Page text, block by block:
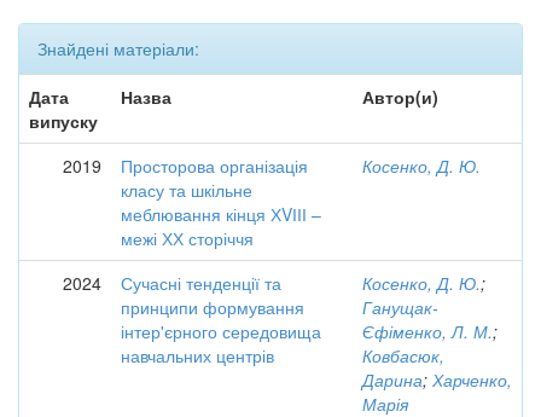
Знайдені матеріали:
Дата
випуску
Назва Автор(и)
2019
Просторова організація
класу та шкільне
меблювання кінця ХVІІІ –
межі ХХ сторіччя
Косенко, Д. Ю.
2024
Сучасні тенденції та
принципи формування
інтер'єрного середовища
навчальних центрів
Косенко, Д. Ю.;
Ганущак-
Єфіменко, Л. М.;
Ковбасюк,
Дарина; Харченко,
Марія